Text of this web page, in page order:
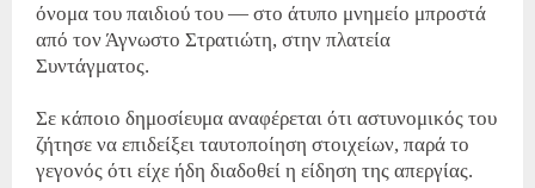
όνομα του παιδιού του — στο άτυπο μνημείο μπροστά
από τον Άγνωστο Στρατιώτη, στην πλατεία
Συντάγματος.
Σε κάποιο δημοσίευμα αναφέρεται ότι αστυνομικός του
ζήτησε να επιδείξει ταυτοποίηση στοιχείων, παρά το
γεγονός ότι είχε ήδη διαδοθεί η είδηση της απεργίας.